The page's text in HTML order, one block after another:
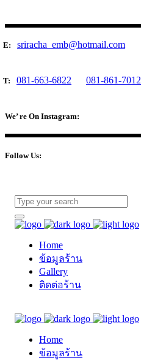
E: sriracha_emb@hotmail.com
T: 081-663-6822 081-861-7012
We’ re On Instagram:
Follow Us:
Home
ข้อมูลร้าน
Gallery
ติดต่อร้าน
Home
ข้อมูลร้าน